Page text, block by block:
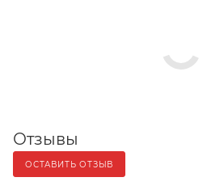
Отзывы
ОСТАВИТЬ ОТЗЫВ